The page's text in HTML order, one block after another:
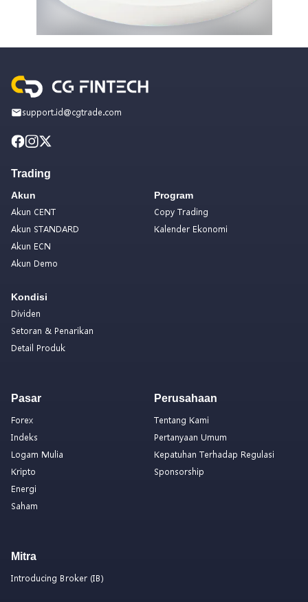
support.id@cgtrade.com
Trading
Akun
Akun CENT
Akun STANDARD
Akun ECN
Akun Demo
Kondisi
Dividen
Setoran & Penarikan
Detail Produk
Program
Copy Trading
Kalender Ekonomi
Pasar
Forex
Indeks
Logam Mulia
Kripto
Energi
Saham
Perusahaan
Tentang Kami
Pertanyaan Umum
Kepatuhan Terhadap Regulasi
Sponsorship
Mitra
Introducing Broker (IB)